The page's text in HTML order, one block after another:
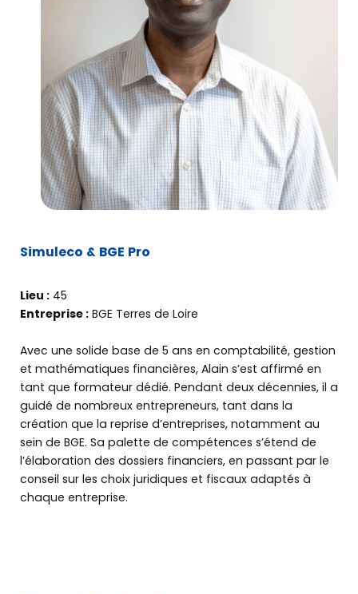
Simuleco & BGE Pro
Lieu : 45
Entreprise : BGE Terres de Loire
Avec une solide base de 5 ans en comptabilité, gestion
et mathématiques financières, Alain s’est affirmé en
tant que formateur dédié. Pendant deux décennies, il a
guidé de nombreux entrepreneurs, tant dans la
création que la reprise d’entreprises, notamment au
sein de BGE. Sa palette de compétences s’étend de
l’élaboration des dossiers financiers, en passant par le
conseil sur les choix juridiques et fiscaux adaptés à
chaque entreprise.